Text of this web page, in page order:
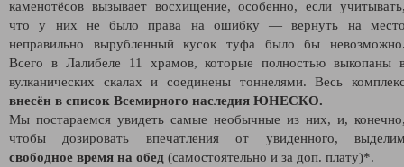
каменотёсов вызывает восхищение, особенно, если
что у них не было права на ошибку — вернуть на
неправильно вырубленный кусок туфа было бы
Всего в Лалибeлe 11 храмов, которые полностью выкопаны
вулканических скалах и соединены тоннелями. Весь
внесён в список Всемирного наследия ЮНЕСКО.
Мы постараемся увидеть самые необычные из них, и,
чтобы дозировать впечатления от увиденного,
свободное время на обед (самостоятельно и за доп. плату)*.